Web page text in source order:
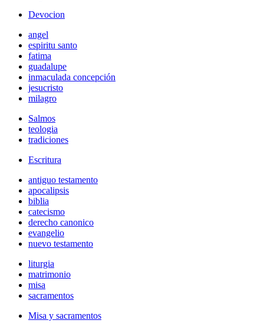
Devocion
angel
espiritu santo
fatima
guadalupe
inmaculada concepción
jesucristo
milagro
Salmos
teologia
tradiciones
Escritura
antiguo testamento
apocalipsis
biblia
catecismo
derecho canonico
evangelio
nuevo testamento
liturgia
matrimonio
misa
sacramentos
Misa y sacramentos